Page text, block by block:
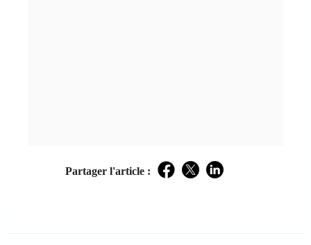
Partager l'article : Facebook
TwitterLinkedIn